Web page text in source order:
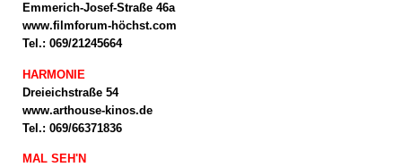
Emmerich-Josef-Straße 46a
www.filmforum-höchst.com
Tel.: 069/21245664
HARMONIE
Dreieichstraße 54
www.arthouse-kinos.de
Tel.: 069/66371836
MAL SEH'N